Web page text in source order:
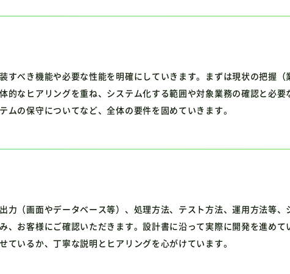
すべき機能や必要な性能を明確にしていきます。まずは現状の把握
的なヒアリングを重ね、システム化する範囲や対象業務の確認と必
ムの保守についてなど、全体の要件を固めていきます。
力（画面やデータベース等）、処理方法、テスト方法、運用方法等、
、お客様にご確認いただきます。設計書に沿って実際に開発を進め
ているか、丁寧な説明とヒアリングを心がけています。